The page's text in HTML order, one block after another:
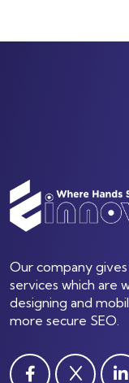
Our company
services which are
designing and
more secure SEO.